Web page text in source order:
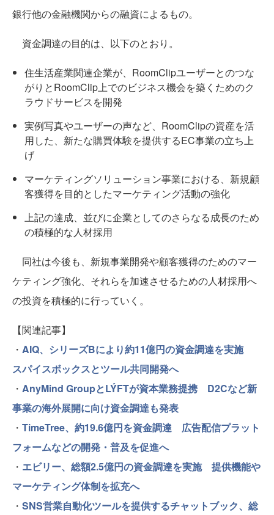
銀行他の金融機関からの融資によるもの。
資金調達の目的は、以下のとおり。
住生活産業関連企業が、RoomClipユーザーとのつな
がりとRoomClip上でのビジネス機会を築くためのク
ラウドサービスを開発
実例写真やユーザーの声など、RoomClipの資産を活
用した、新たな購買体験を提供するEC事業の立ち上
げ
マーケティングソリューション事業における、新規顧
客獲得を目的としたマーケティング活動の強化
上記の達成、並びに企業としてのさらなる成長のため
の積極的な人材採用
同社は今後も、新規事業開発や顧客獲得のためのマー
ケティング強化、それらを加速させるための⼈材採⽤へ
の投資を積極的に行っていく。
【関連記事】
・ AIQ、シリーズBにより約11億円の資金調達を実施
スパイスボックスとツール共同開発へ
・ AnyMind GroupとLÝFTが資本業務提携 D2Cなど新
事業の海外展開に向け資金調達も発表
・ TimeTree、約19.6億円を資金調達 広告配信プラット
フォームなどの開発・普及を促進へ
・ エビリー、総額2.5億円の資金調達を実施 提供機能や
マーケティング体制を拡充へ
・ SNS営業自動化ツールを提供するチャットブック、総